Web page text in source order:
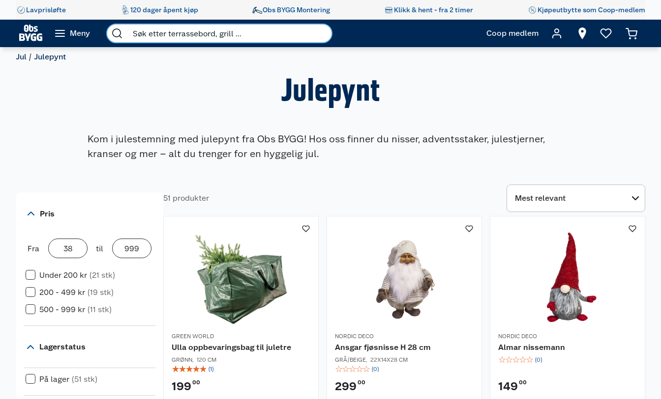
Lavprisløfte 120 dager åpent kjøp Obs BYGG Montering Klikk & hent - fra 2 timer Kjøpeutbytte som Coop-medlem
Meny Coop medlem
Jul Julepynt
Julepynt
Kom i julestemning med julepynt fra Obs BYGG! Hos oss finner du nisser, adventsstaker, julestjerner,
kranser og mer – alt du trenger for en hyggelig jul.
Pris
Fra til
Under 200 kr (21 stk)
200 - 499 kr (19 stk)
500 - 999 kr (11 stk)
Lagerstatus
På lager (51 stk)
51 produkter
GREEN WORLD
Ulla oppbevaringsbag til juletre
GRØNN, 120 CM
☆☆☆☆☆ (1)
199 00
NORDIC DECO
Ansgar fjøsnisse H 28 cm
GRÅ/BEIGE, 22X14X28 CM
☆☆☆☆☆ (0)
299 00
NORDIC DECO
Almar nissemann
☆☆☆☆☆ (0)
149 00